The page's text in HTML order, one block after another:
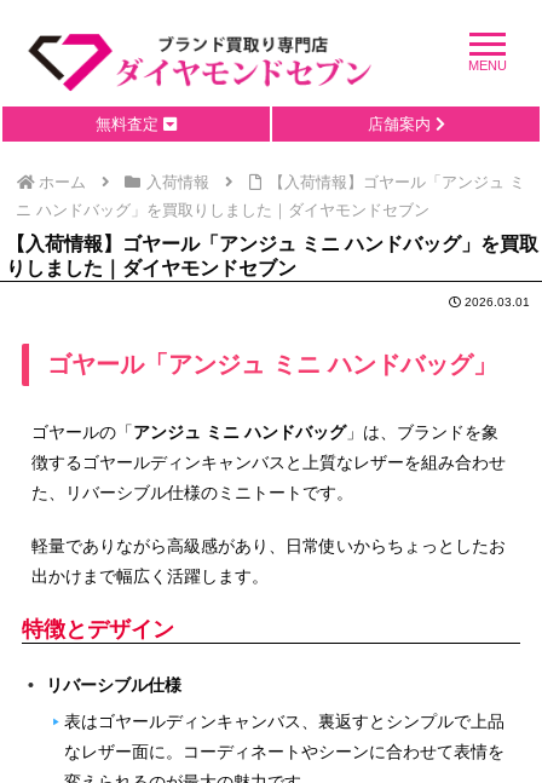
無料査定 店舗案内
ホーム 入荷情報
【入荷情報】ゴヤール「アンジュ ミ
ニ ハンドバッグ」を買取りしました｜ダイヤモンドセブン
【入荷情報】ゴヤール「アンジュ ミニ ハンドバッグ」を買取
りしました｜ダイヤモンドセブン
2026.03.01
ゴヤール「アンジュ ミニ ハンドバッグ」
ゴヤールの「アンジュ ミニ ハンドバッグ」は、ブランドを象
徴するゴヤールディンキャンバスと上質なレザーを組み合わせ
た、リバーシブル仕様のミニトートです。
軽量でありながら高級感があり、日常使いからちょっとしたお
出かけまで幅広く活躍します。
特徴とデザイン
リバーシブル仕様
表はゴヤールディンキャンバス、裏返すとシンプルで上品
なレザー面に。コーディネートやシーンに合わせて表情を